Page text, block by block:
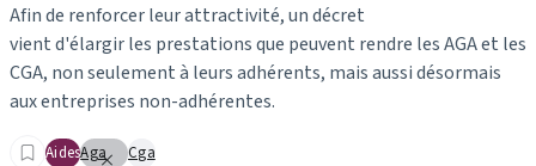
Afin de renforcer leur attractivité, un décret
vient d'élargir les prestations que peuvent rendre les AGA et les
CGA, non seulement à leurs adhérents, mais aussi désormais
aux entreprises non-adhérentes.
AidesAga Cga